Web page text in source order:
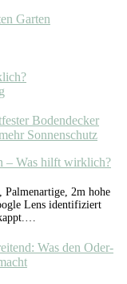
Garten
Bodendecker
Sonnenschutz
– Was hilft wirklich?
Palmenartige, 2m hohe
Lens identifiziert
Was den Oder-